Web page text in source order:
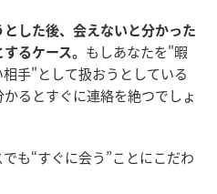
した後、会えないと分かった
るケース。 もしあなたを"暇
手"として扱おうとしている
るとすぐに連絡を絶つでしょ
も“すぐに会う”ことにこだわ